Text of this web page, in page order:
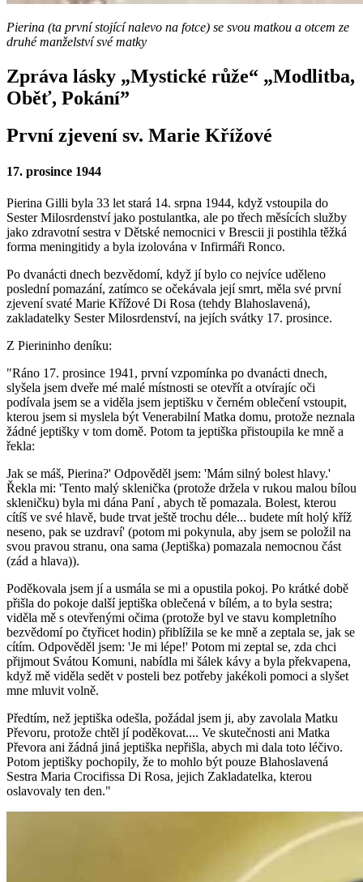
Pierina (ta první stojící nalevo na fotce) se svou matkou a otcem ze
druhé manželství své matky
Zpráva lásky „Mystické růže“ „Modlitba,
Oběť, Pokání”
První zjevení sv. Marie Křížové
17. prosince 1944
Pierina Gilli byla 33 let stará 14. srpna 1944, když vstoupila do
Sester Milosrdenství jako postulantka, ale po třech měsících služby
jako zdravotní sestra v Dětské nemocnici v Brescii ji postihla těžká
forma meningitidy a byla izolována v Infirmáři Ronco.
Po dvanácti dnech bezvědomí, když jí bylo co nejvíce uděleno
poslední pomazání, zatímco se očekávala její smrt, měla své první
zjevenísvaté Marie Křížové Di Rosa (tehdy Blahoslavená),
zakladatelky Sester Milosrdenství, na jejích svátky 17. prosince.
Z Pierininho deníku:
"Ráno 17. prosince 1941, první vzpomínka po dvanácti dnech,
slyšela jsem dveře mé malé místnosti se otevřít a otvírajíc oči
podívala jsem se a viděla jsem jeptišku v černém oblečení vstoupit,
kterou jsem si myslela být Venerabilní Matka domu, protože neznala
žádné jeptišky v tom domě. Potom ta jeptiška přistoupila ke mně a
řekla:
Jak se máš, Pierina?' Odpověděl jsem: 'Mám silný bolest hlavy.'
Řekla mi: 'Tento malý sklenička (protože držela v rukou malou bílou
skleničku) byla mi dána Paní , abych tě pomazala. Bolest, kterou
cítíš ve své hlavě, bude trvat ještě trochu déle... budete mít holý kříž
neseno, pak se uzdraví' (potom mi pokynula, aby jsem se položil na
svou pravou stranu, ona sama (Jeptiška) pomazala nemocnou část
(zád a hlava)).
Poděkovala jsem jí a usmála se mi a opustila pokoj. Po krátké době
přišla do pokoje další jeptiška oblečená v bílém, a to byla sestra;
viděla mě s otevřenými očima (protože byl ve stavu kompletního
bezvědomí po čtyřicet hodin) přiblížila se ke mně a zeptala se, jak se
cítím. Odpověděl jsem: 'Je mi lépe!' Potom mi zeptal se, zda chci
přijmout Svátou Komuni, nabídla mi šálek kávy a byla překvapena,
když mě viděla sedět v posteli bez potřeby jakékoli pomoci a slyšet
mne mluvit volně.
Předtím, než jeptiška odešla, požádal jsem ji, aby zavolala Matku
Převoru, protože chtěl jí poděkovat.... Ve skutečnosti ani Matka
Převora ani žádná jiná jeptiška nepřišla, abych mi dala toto léčivo.
Potom jeptišky pochopily, že to mohlo být pouze Blahoslavená
Sestra Maria Crocifissa Di Rosa, jejich Zakladatelka, kterou
oslavovaly ten den."